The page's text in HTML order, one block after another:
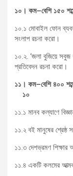
১০। কম–বেশি ১৫০
১০.১ মোবাইল ফোন
সংলাপ রচনা করো।
১০.২. ‘জলা বুজিয়ে
প্রতিবেদন রচনা করো।
১১। কম–বেশি ৪০০
১০
১১.১ মানব কল্যাণে
১১.২ বই মানুষের শ্রেষ্ঠ
১১.৩ দেশভ্রমণ শিক্ষার
১১.৪ একটি কলমের